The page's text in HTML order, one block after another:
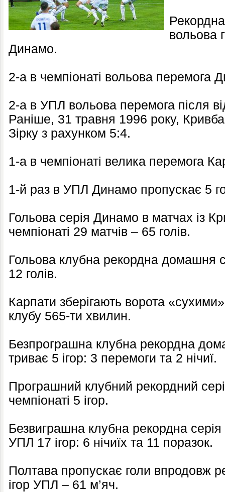
вольова
Динамо.
2-а в чемпіонаті вольова перемога
2-а в УПЛ вольова перемога після
Раніше, 31 травня 1996 року,
Зірку з рахунком 5:4.
1-а в чемпіонаті велика перемога
1-й раз в УПЛ Динамо пропускає 5
Гольова серія Динамо в матчах із
чемпіонаті 29 матчів – 65 голів.
Гольова клубна рекордна домашня
12 голів.
Карпати зберігають ворота
клубу 565-ти хвилин.
Безпрограшна клубна рекордна
триває 5 ігор: 3 перемоги та 2 нічиї.
Програшний клубний рекордний
чемпіонаті 5 ігор.
Безвиграшна клубна рекордна
УПЛ 17 ігор: 6 нічиїх та 11 поразок.
Полтава пропускає голи впродовж
ігор УПЛ – 61 м’яч.